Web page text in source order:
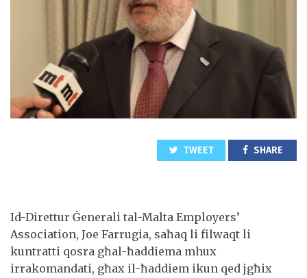
TWEET SHARE
Id-Direttur Ġenerali tal-Malta Employers’
Association, Joe Farrugia, saħaq li filwaqt li
kuntratti qosra għal-ħaddiema mhux
irrakomandati, għax il-ħaddiem ikun qed jgħix